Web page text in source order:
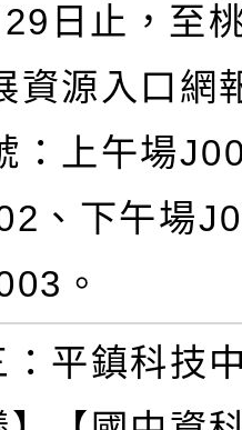
日止，至
資源入口網
：上午場
、下午場
。
：平鎮科技